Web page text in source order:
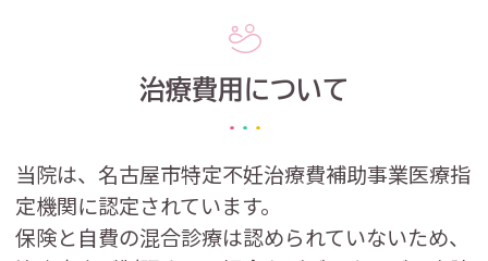
治療費用について
当院は、名古屋市特定不妊治療費補助事業医療指
定機関に認定されています。
保険と自費の混合診療は認められていないため、